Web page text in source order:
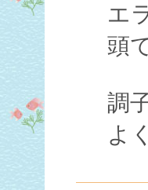
エ
頭
調
よ